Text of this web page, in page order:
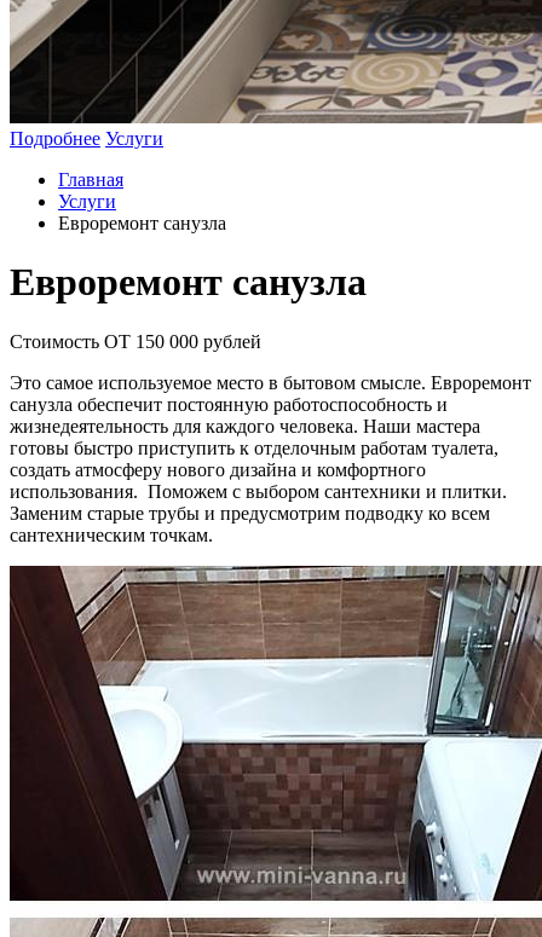
Подробнее Услуги
Главная
Услуги
Евроремонт санузла
Евроремонт санузла
Стоимость ОТ 150 000 рублей
Это самое используемое место в бытовом смысле. Евроремонт
санузла обеспечит постоянную работоспособность и
жизнедеятельность для каждого человека. Наши мастера
готовы быстро приступить к отделочным работам туалета,
создать атмосферу нового дизайна и комфортного
использования. Поможем с выбором сантехники и плитки.
Заменим старые трубы и предусмотрим подводку ко всем
сантехническим точкам.